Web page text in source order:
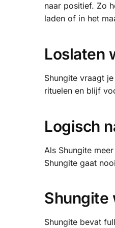
naar positief. Zo
laden of in het
Loslaten
Shungite vraagt
rituelen en blijf
Logisch
Als Shungite
Shungite gaat
Shungite
Shungite bevat